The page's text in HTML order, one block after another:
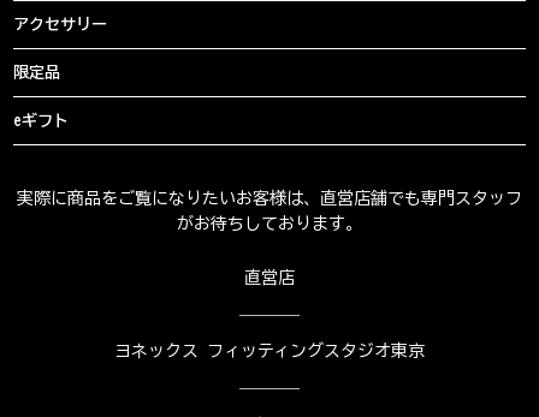
アクセサリー
限定品
eギフト
実際に商品をご覧になりたいお客様は、直営店舗でも専門スタッフ
がお待ちしております。
直営店
ヨネックス フィッティングスタジオ東京